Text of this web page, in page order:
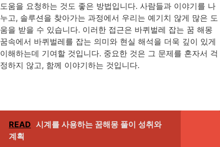
도움을 요청하는 것도 좋은 방법입니다. 사람들과 이야기를 나
누고, 솔루션을 찾아가는 과정에서 우리는 예기치 않게 많은 도
움을 받을 수 있습니다. 이러한 접근은 바퀴벌레 잡는 꿈 해몽
꿈속에서 바퀴벌레를 잡는 의미와 현실 해석을 더욱 깊이 있게
이해하는데 기여할 것입니다. 중요한 것은 그 문제를 혼자서 걱
정하지 않고, 함께 이야기하는 것입니다.
READ 시계를 사용하는 꿈해몽 풀이 성취와
계획